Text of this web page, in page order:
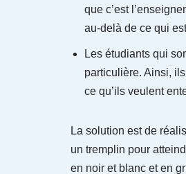
que c’est
au-delà de ce qui
Les étudiants qui
particulière. Ainsi,
ce qu’ils veulent
La solution est de
un tremplin pour
en noir et blanc et en